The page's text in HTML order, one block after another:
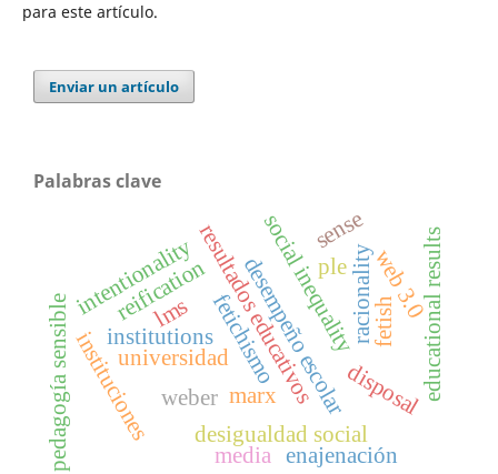
para este artículo.
Enviar un artículo
Palabras clave
universidadfetichismo
resultados educativos
desempeño escolar
social inequality
desigualdad social
racionality
weber
institutions
instituciones
fetish
disposal
reification
enajenación
marx educational results
media
ple
lms web 3.0
pedagogía sensible
intentionality
sense